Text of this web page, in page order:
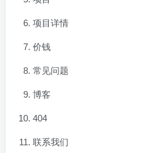
项目详情
价钱
常见问题
博客
404
联系我们